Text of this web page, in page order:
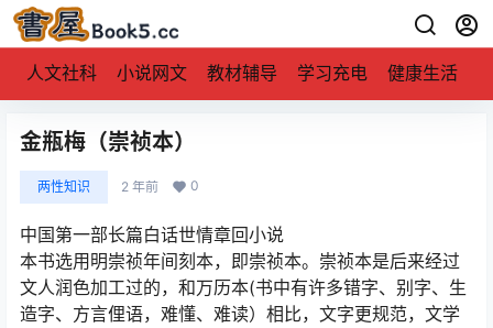
人文社科 小说网文 教材辅导 学习充电 健康生活
金瓶梅（崇祯本）
两性知识 2 年前 0
中国第一部长篇白话世情章回小说
本书选用明崇祯年间刻本，即崇祯本。崇祯本是后来经过
文人润色加工过的，和万历本(书中有许多错字、别字、生
造字、方言俚语，难懂、难读）相比，文字更规范，文学